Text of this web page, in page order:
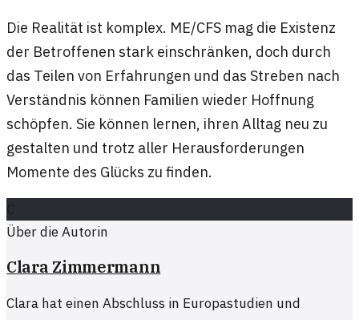
Die Realität ist komplex. ME/CFS mag die Existenz
der Betroffenen stark einschränken, doch durch
das Teilen von Erfahrungen und das Streben nach
Verständnis können Familien wieder Hoffnung
schöpfen. Sie können lernen, ihren Alltag neu zu
gestalten und trotz aller Herausforderungen
Momente des Glücks zu finden.
C
Über die Autorin
Clara Zimmermann
Clara hat einen Abschluss in Europastudien und